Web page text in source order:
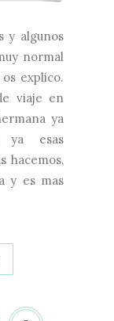
y algunos
normal
explico.
viaje en
ya
ya esas
hacemos,
y es mas